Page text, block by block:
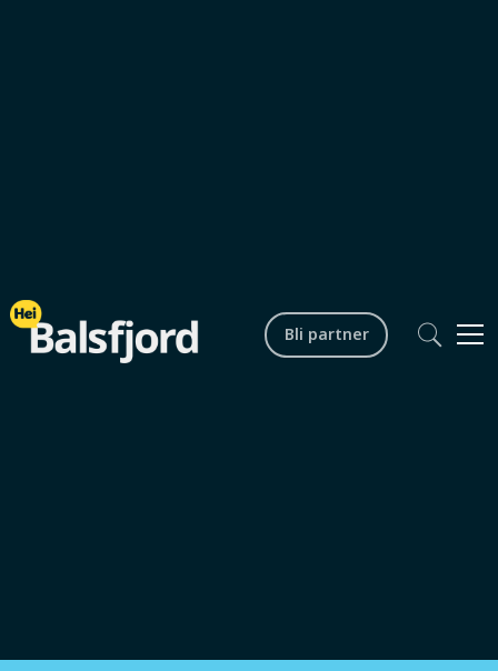
Bli partner
Nyheter og aktuelt
min lesetid
Foto:Balsfjord kommune